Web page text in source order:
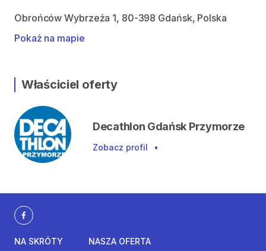
Obrońców Wybrzeża 1, 80-398 Gdańsk, Polska
Pokaż na mapie
Właściciel oferty
Decathlon Gdańsk Przymorze
Zobacz profil •
NA SKRÓTY
NASZA OFERTA